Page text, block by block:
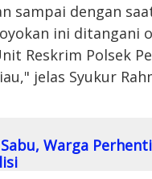
sampai dengan
ini ditangani
Reskrim Polsek
jelas Syukur
Warga